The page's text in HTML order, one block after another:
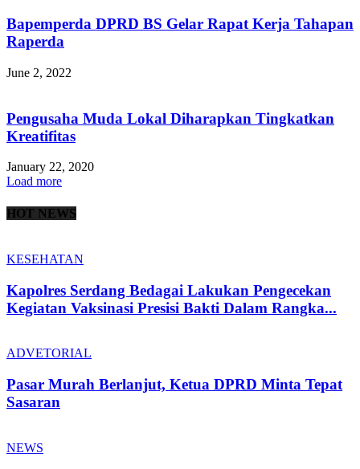
Bapemperda DPRD BS Gelar Rapat Kerja Tahapan
Raperda
June 2, 2022
Pengusaha Muda Lokal Diharapkan Tingkatkan
Kreatifitas
January 22, 2020
Load more
HOT NEWS
KESEHATAN
Kapolres Serdang Bedagai Lakukan Pengecekan
Kegiatan Vaksinasi Presisi Bakti Dalam Rangka...
ADVETORIAL
Pasar Murah Berlanjut, Ketua DPRD Minta Tepat
Sasaran
NEWS